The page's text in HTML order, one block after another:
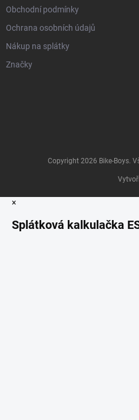
Obchodní podmínky
Ochrana osobních údajů
Nákup na splátky
Značky
Copyright 2026 Bike-Boys.
×
Splátková kalkulačka